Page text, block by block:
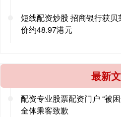
短线配资炒股 招商银行获
价约48.97港元
最新
配资专业股票配资门户 “被
全体乘客致歉